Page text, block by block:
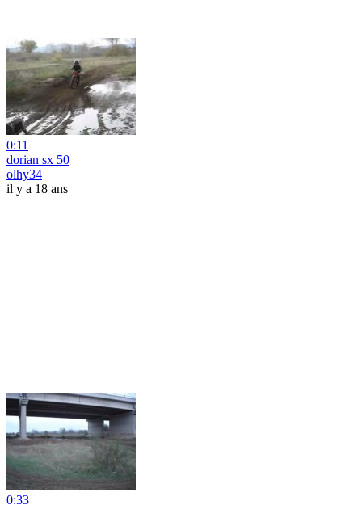
0:11
dorian sx 50
olhy34
il y a 18 ans
0:33